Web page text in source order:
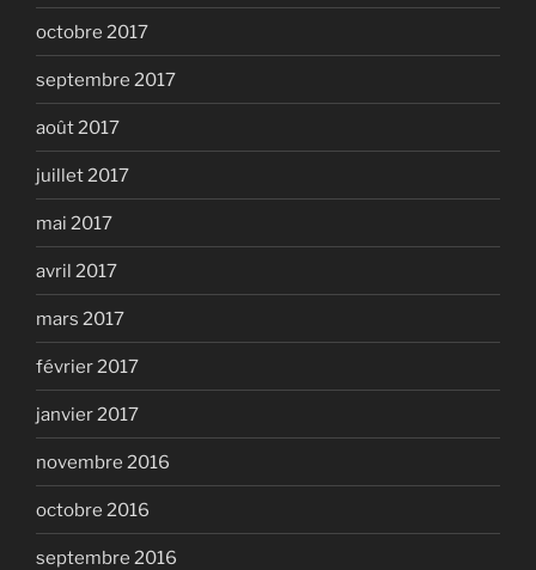
octobre 2017
septembre 2017
août 2017
juillet 2017
mai 2017
avril 2017
mars 2017
février 2017
janvier 2017
novembre 2016
octobre 2016
septembre 2016